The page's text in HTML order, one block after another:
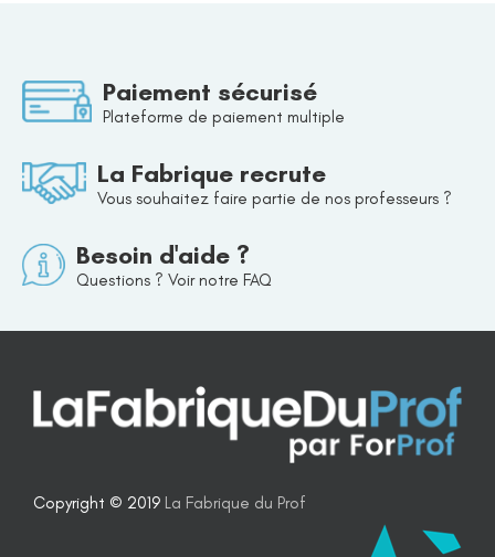
Paiement sécurisé
Plateforme de paiement multiple
La Fabrique recrute
Vous souhaitez faire partie de nos professeurs ?
Besoin d'aide ?
Questions ? Voir notre FAQ
Copyright © 2019 La Fabrique du Prof